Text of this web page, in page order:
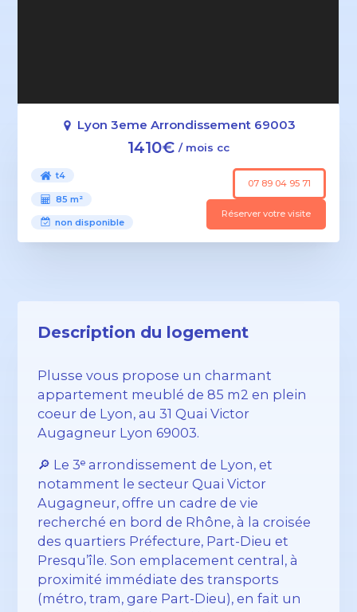
Lyon 3eme Arrondissement 69003
1410€ / mois cc
t4
85 m²
non disponible
07 89 04 95 71
Réserver votre visite
Description du logement
Plusse vous propose un charmant
appartement meublé de 85 m2 en plein
coeur de Lyon, au 31 Quai Victor
Augagneur Lyon 69003.
🔎 Le 3ᵉ arrondissement de Lyon, et
notamment le secteur Quai Victor
Augagneur, offre un cadre de vie
recherché en bord de Rhône, à la croisée
des quartiers Préfecture, Part-Dieu et
Presqu’île. Son emplacement central, à
proximité immédiate des transports
(métro, tram, gare Part-Dieu), en fait un